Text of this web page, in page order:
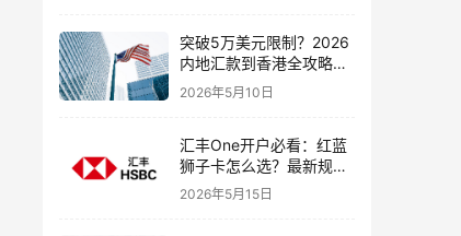
突破5万美元限制？2026
内地汇款到香港全攻略：
4种合法路径、手续费对
比与避坑指南
2026年5月10日
汇丰One开户必看：红蓝
狮子卡怎么选？最新规则
+补办攻略+5个避坑指南
2026年5月15日